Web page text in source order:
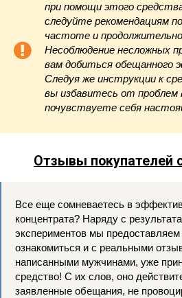
при помощи этого
следуйте рекомендациям
частоте и
Несоблюдение несложных
вам добиться обещанного
Следуя же инструкции к
вы избавитесь от проблем
почувствуете себя
Отзывы покупателей
Все еще сомневаетесь в
концентрата? Наряду с
экспериментов мы
ознакомиться и с реальными
написанными мужчинами, уже
средство! С их слов, оно
заявленные обещания, не